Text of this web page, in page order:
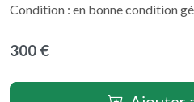
Condition : en bonne condition
300 €